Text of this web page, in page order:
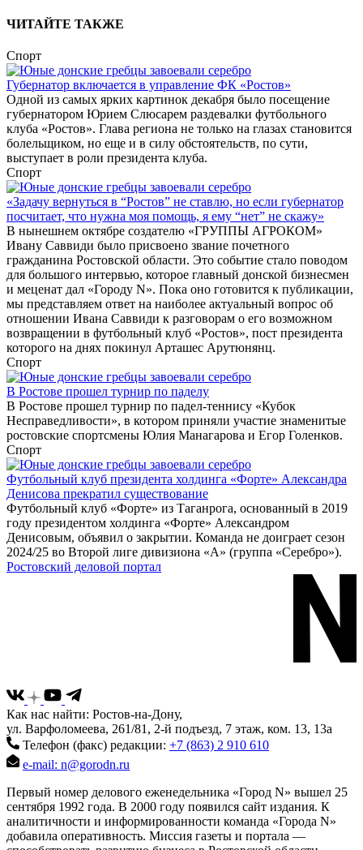
ЧИТАЙТЕ ТАКЖЕ
Спорт
Губернатор включается в управление ФК «Ростов»
Одной из самых ярких картинок декабря было посещение
губернатором Юрием Слюсарем раздевалки футбольного
клуба «Ростов». Глава региона не только на глазах становится
болельщиком, но еще и в силу обстоятельств, по сути,
выступает в роли президента клуба.
Спорт
«Задачу вернуться в “Ростов” не ставлю, но если губернатор
посчитает, что нужна моя помощь, я ему “нет” не скажу»
В нынешнем октябре создателю «ГРУППЫ АГРОКОМ»
Ивану Саввиди было присвоено звание почетного
гражданина Ростовской области. Это событие стало поводом
для большого интервью, которое главный донской бизнесмен
и меценат дал «Городу N». Пока оно готовится к публикации,
мы представляем ответ на наиболее актуальный вопрос об
отношении Ивана Саввиди к разговорам о его возможном
возвращении в футбольный клуб «Ростов», пост президента
которого на днях покинул Арташес Арутюнянц.
Спорт
В Ростове прошел турнир по паделу
В Ростове прошел турнир по падел-теннису «Кубок
Несправедливости», в котором приняли участие знаменитые
ростовские спортсмены Юлия Манагарова и Егор Голенков.
Спорт
Футбольный клуб президента холдинга «Форте» Александра
Денисова прекратил существование
Футбольный клуб «Форте» из Таганрога, основанный в 2019
году президентом холдинга «Форте» Александром
Денисовым, объявил о закрытии. Команда не доиграет сезон
2024/25 во Второй лиге дивизиона «А» (группа «Серебро»).
Ростовский деловой портал
Как нас найти: Ростов-на-Дону,
ул. Варфоломеева, 261/81, 2-й подъезд, 7 этаж, ком. 13, 13а
Телефон (факс) редакции: +7 (863) 2 910 610
e-mail: n@gorodn.ru
Первый номер делового еженедельника «Город N» вышел 25
сентября 1992 года. В 2000 году появился сайт издания. К
аналитичности и информированности команда «Города N»
добавила оперативность. Миссия газеты и портала —